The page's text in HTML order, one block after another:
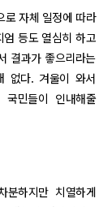
로 자체 일정에 따라
엄 등도 열심히 하고
결과가 좋으리라는
없다. 겨울이 와서
민들이 인내해줄
하지만 치열하게